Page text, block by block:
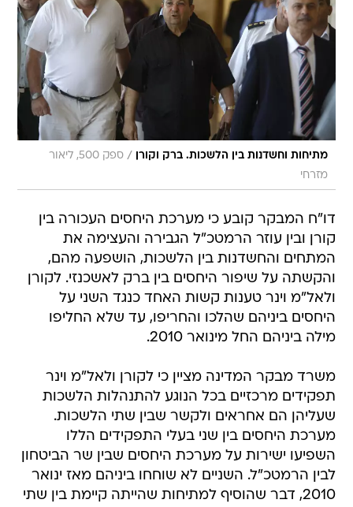
מתיחות וחשדנות בין הלשכות. ברק וקורן /
ספק 500, ליאור
מזרחי
דו"ח המבקר קובע כי מערכת היחסים העכורה בין
קורן ובין עוזר הרמטכ"ל הגבירה והעצימה את
המתחים והחשדנות בין הלשכות, הושפעה מהם,
והקשתה על שיפור היחסים בין ברק לאשכנזי. לקורן
ולאל"מ וינר טענות קשות האחד כנגד השני על
היחסים ביניהם שהלכו והחריפו, עד שלא החליפו
מילה ביניהם החל מינואר 2010.
משרד מבקר המדינה מציין כי לקורן ולאל"מ וינר
תפקידים מרכזיים בכל הנוגע להתנהלות הלשכות
שעליהן הם אחראים ולקשר שבין שתי הלשכות.
מערכת היחסים בין שני בעלי התפקידים הללו
השפיעו ישירות על מערכת היחסים שבין שר הביטחון
לבין הרמטכ"ל. השניים לא שוחחו ביניהם מאז ינואר
2010, דבר שהוסיף למתיחות שהייתה קיימת בין שתי